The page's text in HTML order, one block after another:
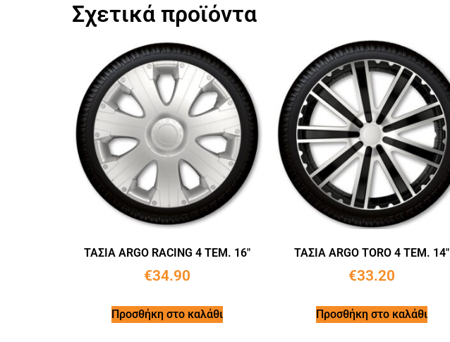
Σχετικά προϊόντα
ΤΑΣΙΑ ARGO RACING 4 ΤΕΜ. 16″
€34.90
Προσθήκη στο καλάθι
ΤΑΣΙΑ ARGO TORO 4 ΤΕΜ. 14″
€33.20
Προσθήκη στο καλάθι